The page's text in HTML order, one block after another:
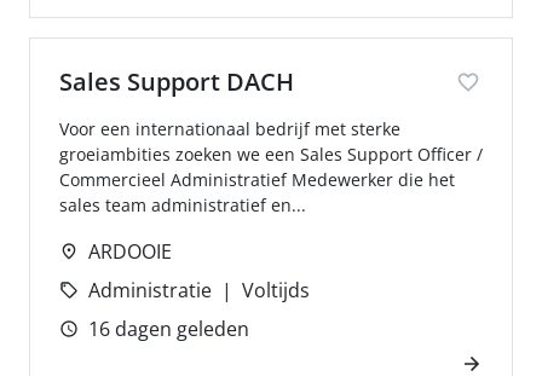
Sales Support DACH
Voor een internationaal bedrijf met sterke
groeiambities zoeken we een Sales Support Officer /
Commercieel Administratief Medewerker die het
sales team administratief en...
ARDOOIE
Administratie
Voltijds
16 dagen geleden